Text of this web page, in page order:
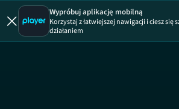
Wypróbuj aplikację mobilną
Korzystaj z łatwiejszej nawigacji i ciesz się
działaniem